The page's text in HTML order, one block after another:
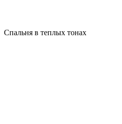
Спальня в теплых тонах